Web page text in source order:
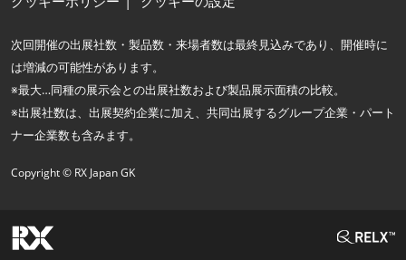
次回開催の出展社数・製品数・来場者数は最終見込みであり、開催時に
は増減の可能性があります。
※最大…同種の展示会との出展社数および製品展示面積の比較。
※出展社数は、出展契約企業に加え、共同出展するグループ企業・パート
ナー企業数も含みます。
Copyright © RX Japan GK